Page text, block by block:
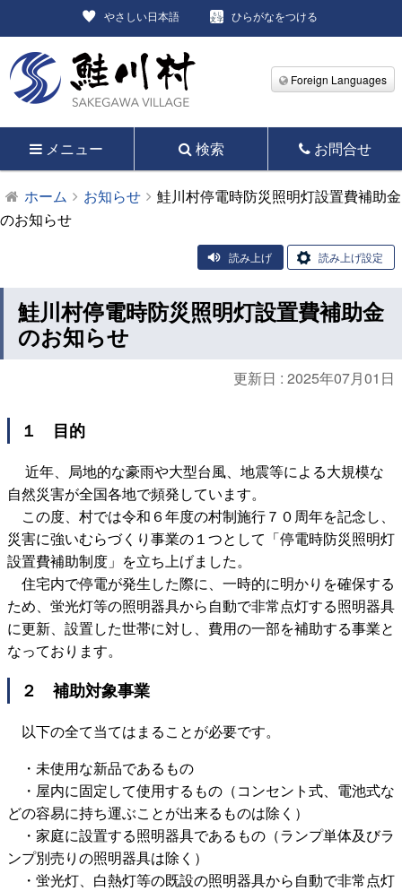
やさしい日本語 ひらがなをつける
Foreign Languages
メニュー 検索 お問合せ
ホーム お知らせ
鮭川村停電時防災照明灯設置費補助金
のお知らせ
読み上げ 読み上げ設定
鮭川村停電時防災照明灯設置費補助金
のお知らせ
更新日 : 2025年07月01日
１ 目的
近年、局地的な豪雨や大型台風、地震等による大規模な
自然災害が全国各地で頻発しています。
この度、村では令和６年度の村制施行７０周年を記念し、
災害に強いむらづくり事業の１つとして「停電時防災照明灯
設置費補助制度」を立ち上げました。
住宅内で停電が発生した際に、一時的に明かりを確保する
ため、蛍光灯等の照明器具から自動で非常点灯する照明器具
に更新、設置した世帯に対し、費用の一部を補助する事業と
なっております。
２ 補助対象事業
以下の全て当てはまることが必要です。
・未使用な新品であるもの
・屋内に固定して使用するもの（コンセント式、電池式な
どの容易に持ち運ぶことが出来るものは除く）
・家庭に設置する照明器具であるもの（ランプ単体及びラ
ンプ別売りの照明器具は除く）
・蛍光灯、白熱灯等の既設の照明器具から自動で非常点灯